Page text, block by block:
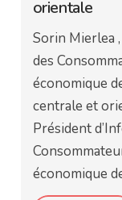
orientale
Sorin Mierlea
des
économique
centrale et
Président
économique